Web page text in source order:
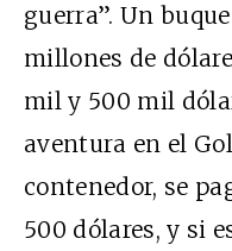
guerra”. Un
millones de
mil y 500 mil
aventura en el
contenedor, se
500 dólares, y si